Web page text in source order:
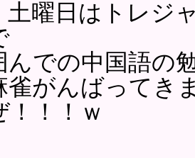
土曜日はトレジ
んでの中国語の
雀がんばってき
！！！ｗ